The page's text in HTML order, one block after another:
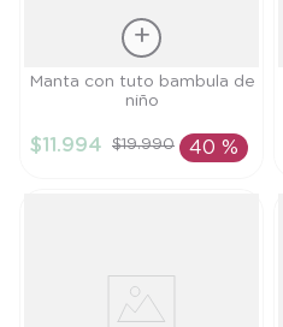
Talla
AÑADIR AL
Manta con tuto bambula de
niño
$11 .994 $19.990 40 %